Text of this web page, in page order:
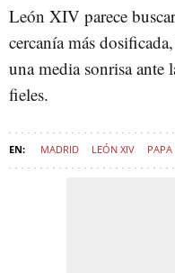
León XIV parece
cercanía más
una media sonrisa ante
fieles.
MADRID LEÓN XIV